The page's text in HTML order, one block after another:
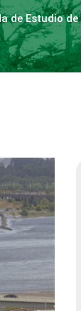
de Estudio